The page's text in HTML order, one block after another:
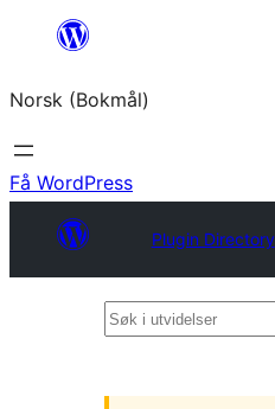
Hopp
innhold
Norsk (Bokmål)
Få WordPress
Plugin Directory
Søk